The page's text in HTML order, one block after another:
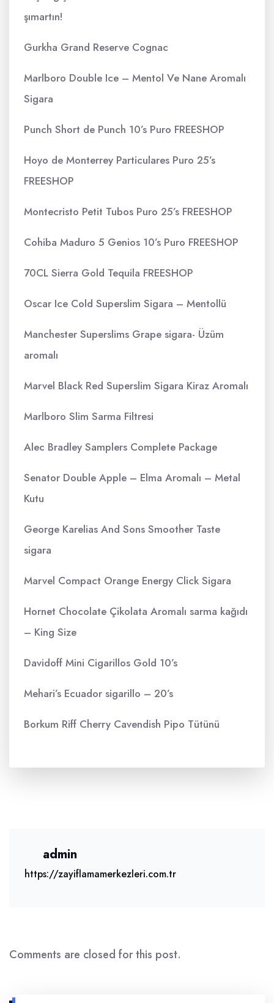
şımartın!
Gurkha Grand Reserve Cognac
Marlboro Double Ice – Mentol Ve Nane Aromalı
Sigara
Punch Short de Punch 10’s Puro FREESHOP
Hoyo de Monterrey Particulares Puro 25’s
FREESHOP
Montecristo Petit Tubos Puro 25’s FREESHOP
Cohiba Maduro 5 Genios 10’s Puro FREESHOP
70CL Sierra Gold Tequila FREESHOP
Oscar Ice Cold Superslim Sigara – Mentollü
Manchester Superslims Grape sigara- Üzüm
aromalı
Marvel Black Red Superslim Sigara Kiraz Aromalı
Marlboro Slim Sarma Filtresi
Alec Bradley Samplers Complete Package
Senator Double Apple – Elma Aromalı – Metal
Kutu
George Karelias And Sons Smoother Taste
sigara
Marvel Compact Orange Energy Click Sigara
Hornet Chocolate Çikolata Aromalı sarma kağıdı
– King Size
Davidoff Mini Cigarillos Gold 10’s
Mehari’s Ecuador sigarillo – 20’s
Borkum Riff Cherry Cavendish Pipo Tütünü
admin
https://zayiflamamerkezleri.com.tr
Comments are closed for this post.